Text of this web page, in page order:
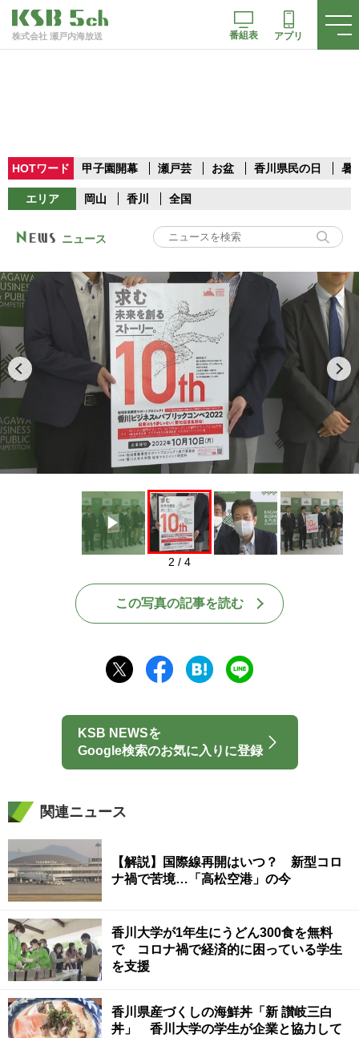
株式会社 瀬戸内海放送 番組表 アプリ
HOTワード 甲子園開幕 瀬戸芸 お盆 香川県民の日 暑
エリア 岡山 香川 全国
ニュース
Play
2 / 4
この写真の記事を読む
KSB NEWSを
Google検索のお気に入りに登録
関連ニュース
【解説】国際線再開はいつ？ 新型コロ
ナ禍で苦境…「高松空港」の今
香川大学が1年生にうどん300食を無料
で コロナ禍で経済的に困っている学生
を支援
香川県産づくしの海鮮丼「新 讃岐三白
丼」 香川大学の学生が企業と協力して